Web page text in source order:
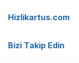
Hizlikartus.com
Bizi Takip Edin